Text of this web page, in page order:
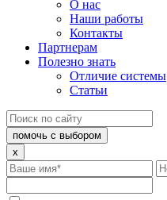
О нас
Наши работы
Контакты
Партнерам
Полезно знать
Отличие системы
Статьи
помочь с выбором
x